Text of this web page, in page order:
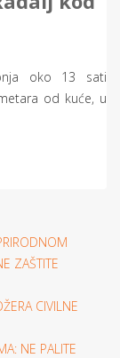
oko 13 sati
od kuće, u
ZAŠTITE
CIVILNE
NE PALITE